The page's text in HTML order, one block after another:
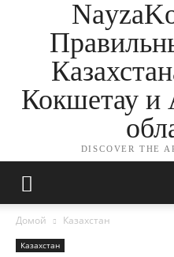
Кокшетау и
DISCOVER THE
Домой Казахстан
Казахстан